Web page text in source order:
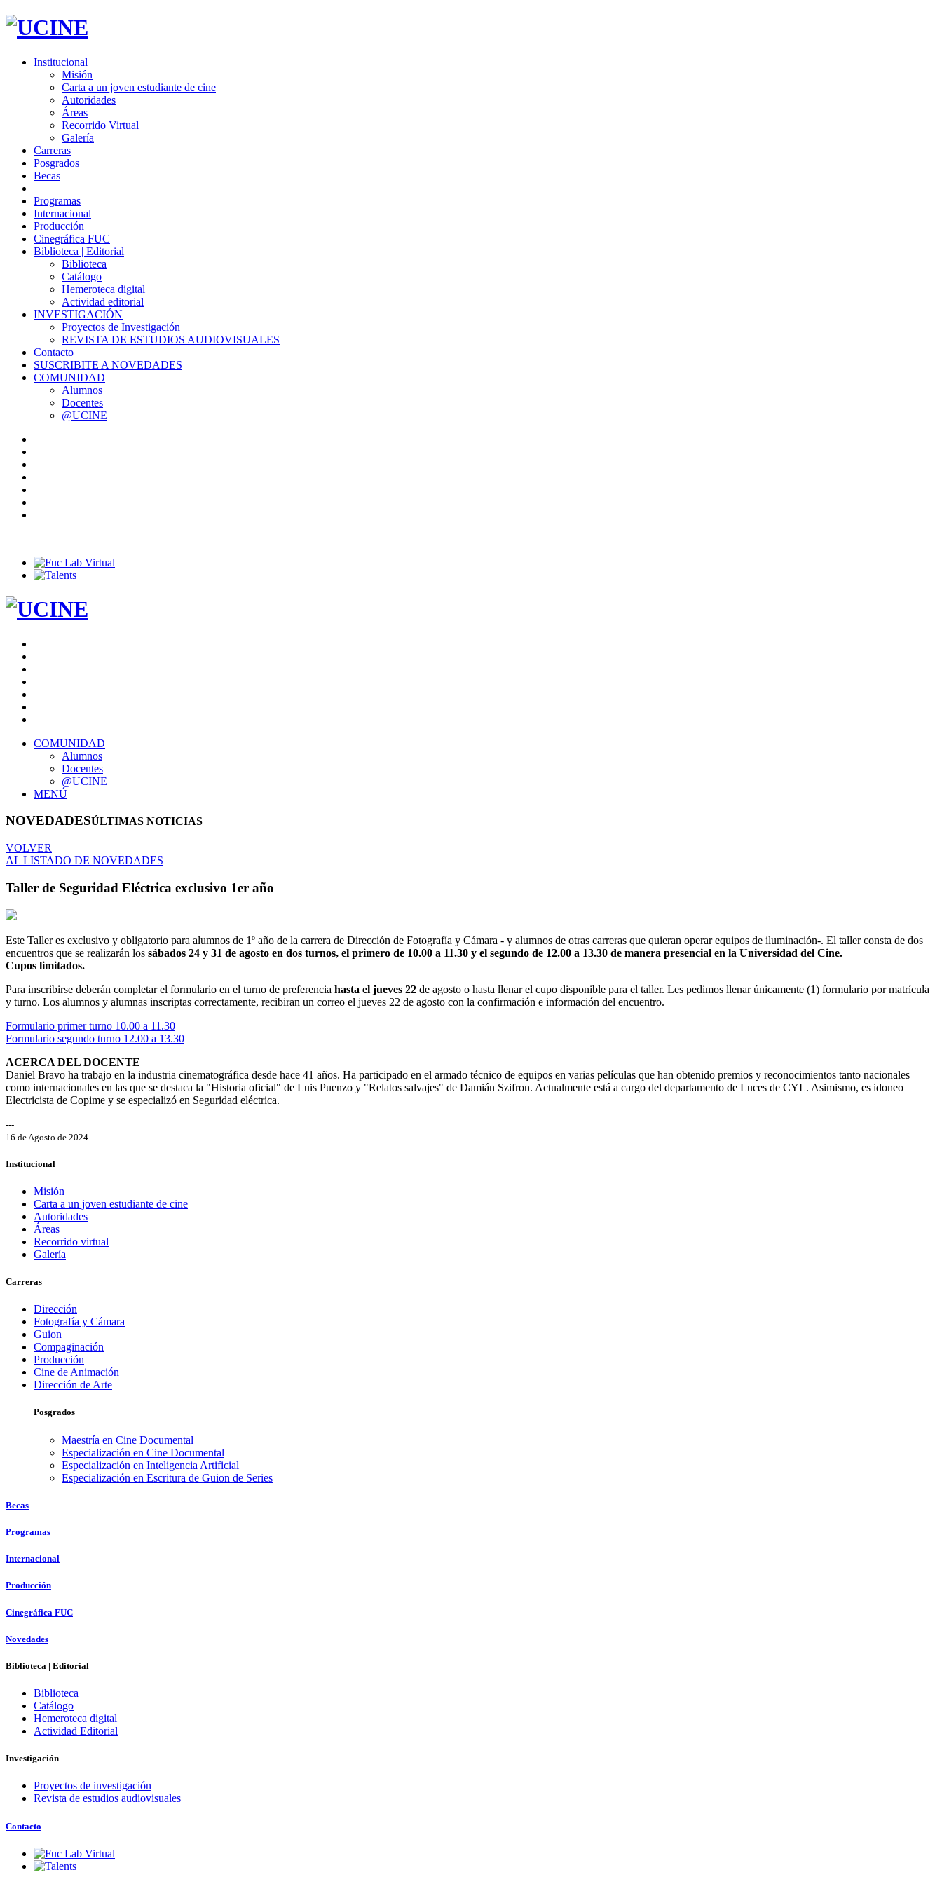
Institucional
Misión
Carta a un joven estudiante de cine
Autoridades
Áreas
Recorrido Virtual
Galería
Carreras
Posgrados
Becas
Programas
Internacional
Producción
Cinegráfica FUC
Biblioteca | Editorial
Biblioteca
Catálogo
Hemeroteca digital
Actividad editorial
INVESTIGACIÓN
Proyectos de Investigación
REVISTA DE ESTUDIOS AUDIOVISUALES
Contacto
SUSCRIBITE A NOVEDADES
COMUNIDAD
Alumnos
Docentes
@UCINE
COMUNIDAD
Alumnos
Docentes
@UCINE
MENÚ
NOVEDADESÚLTIMAS NOTICIAS
VOLVER
AL LISTADO DE NOVEDADES
Taller de Seguridad Eléctrica exclusivo 1er año
Este Taller es exclusivo y obligatorio para alumnos de 1º año de la carrera de Dirección de Fotografía y Cámara - y alumnos de otras carreras que quieran operar equipos de iluminación-. El taller consta de dos
encuentros que se realizarán los sábados 24 y 31 de agosto en dos turnos, el primero de 10.00 a 11.30 y el segundo de 12.00 a 13.30 de manera presencial en la Universidad del Cine.
Cupos limitados.
Para inscribirse deberán completar el formulario en el turno de preferencia hasta el jueves 22 de agosto o hasta llenar el cupo disponible para el taller. Les pedimos llenar únicamente (1) formulario por matrícula
y turno. Los alumnos y alumnas inscriptas correctamente, recibiran un correo el jueves 22 de agosto con la confirmación e información del encuentro.
Formulario primer turno 10.00 a 11.30
Formulario segundo turno 12.00 a 13.30
ACERCA DEL DOCENTE
Daniel Bravo ha trabajo en la industria cinematográfica desde hace 41 años. Ha participado en el armado técnico de equipos en varias películas que han obtenido premios y reconocimientos tanto nacionales
como internacionales en las que se destaca la "Historia oficial" de Luis Puenzo y "Relatos salvajes" de Damián Szifron. Actualmente está a cargo del departamento de Luces de CYL. Asimismo, es idoneo
Electricista de Copime y se especializó en Seguridad eléctrica.
---
16 de Agosto de 2024
Institucional
Misión
Carta a un joven estudiante de cine
Autoridades
Áreas
Recorrido virtual
Galería
Carreras
Dirección
Fotografía y Cámara
Guion
Compaginación
Producción
Cine de Animación
Dirección de Arte
Posgrados
Maestría en Cine Documental
Especialización en Cine Documental
Especialización en Inteligencia Artificial
Especialización en Escritura de Guion de Series
Becas
Programas
Internacional
Producción
Cinegráfica FUC
Novedades
Biblioteca | Editorial
Biblioteca
Catálogo
Hemeroteca digital
Actividad Editorial
Investigación
Proyectos de investigación
Revista de estudios audiovisuales
Contacto